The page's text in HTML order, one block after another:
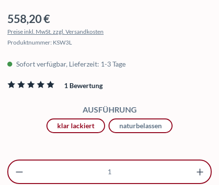
Regulärer Preis:
558,20 €
Preise inkl. MwSt. zzgl. Versandkosten
Produktnummer: KSW3L
Sofort verfügbar, Lieferzeit: 1-3 Tage
1 Bewertung
AUSFÜHRUNGAUSWÄHLEN
klar lackiert naturbelassen
Produkt Anzahl: Gib den gewünschten Wert